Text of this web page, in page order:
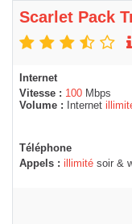
Scarlet Pack
Internet
Vitesse : 100 Mbps
Volume :
Internet
Téléphone
Appels : illimité soir &